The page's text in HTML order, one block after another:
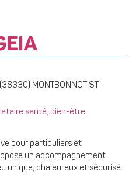
MONTBONNOT ST
santé, bien-être
pour particuliers et
un accompagnement
unique, chaleureux et sécurisé.